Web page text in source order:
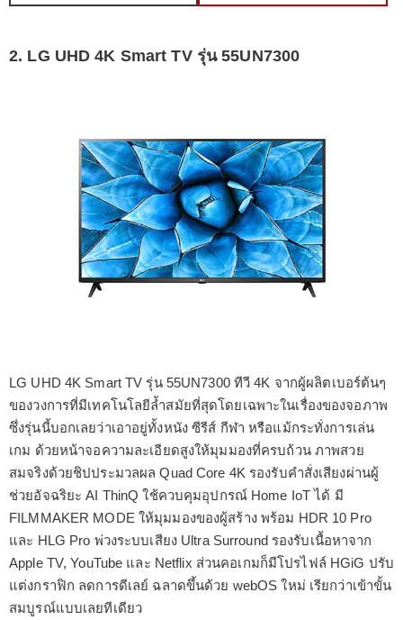
2. LG UHD 4K Smart TV รุ่น 55UN7300
LG UHD 4K Smart TV รุ่น 55UN7300 ทีวี 4K จากผู้ผลิตเบอร์ต้นๆ
ของวงการที่มีเทคโนโลยีล้ำสมัยที่สุดโดยเฉพาะในเรื่องของจอภาพ
ซึ่งรุ่นนี้บอกเลยว่าเอาอยู่ทั้งหนัง ซีรีส์ กีฬา หรือแม้กระทั่งการเล่น
เกม ด้วยหน้าจอความละเอียดสูงให้มุมมองที่ครบถ้วน ภาพสวย
สมจริงด้วยชิปประมวลผล Quad Core 4K รองรับคำสั่งเสียงผ่านผู้
ช่วยอัจฉริยะ AI ThinQ ใช้ควบคุมอุปกรณ์ Home IoT ได้ มี
FILMMAKER MODE ให้มุมมองของผู้สร้าง พร้อม HDR 10 Pro
และ HLG Pro พ่วงระบบเสียง Ultra Surround รองรับเนื้อหาจาก
Apple TV, YouTube และ Netflix ส่วนคอเกมก็มีโปรไฟล์ HGiG ปรับ
แต่งกราฟิก ลดการดีเลย์ ฉลาดขึ้นด้วย webOS ใหม่ เรียกว่าเข้าขั้น
สมบูรณ์แบบเลยทีเดียว